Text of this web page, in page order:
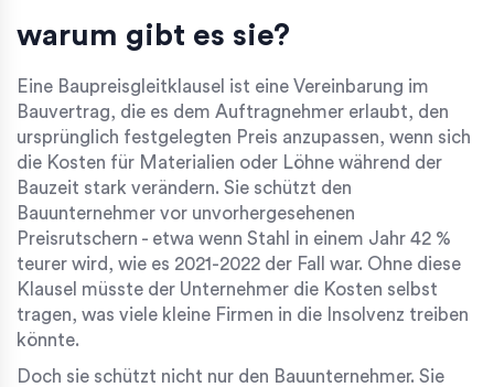
warum gibt es sie?
Eine Baupreisgleitklausel ist eine Vereinbarung im
Bauvertrag, die es dem Auftragnehmer erlaubt, den
ursprünglich festgelegten Preis anzupassen, wenn sich
die Kosten für Materialien oder Löhne während der
Bauzeit stark verändern. Sie schützt den
Bauunternehmer vor unvorhergesehenen
Preisrutschern - etwa wenn Stahl in einem Jahr 42 %
teurer wird, wie es 2021-2022 der Fall war. Ohne diese
Klausel müsste der Unternehmer die Kosten selbst
tragen, was viele kleine Firmen in die Insolvenz treiben
könnte.
Doch sie schützt nicht nur den Bauunternehmer. Sie